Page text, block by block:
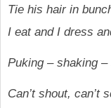
Tie his hair in
I eat and I dress
Puking – shaking
Can’t shout, can’t